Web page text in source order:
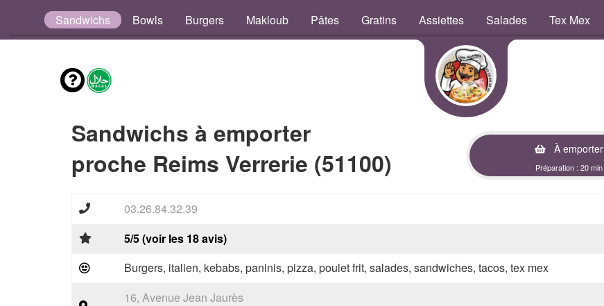
Sandwichs Bowls Burgers Makloub Pâtes Gratins Assiettes Salades Tex Mex
Sandwichs à emporter
proche Reims Verrerie (51100)
À emporter
Préparation : 20 min
03.26.84.32.39
5/5 (voir les 18 avis)
Burgers, italien, kebabs, paninis, pizza, poulet frit, salades, sandwiches, tacos, tex mex
16, Avenue Jean Jaurès